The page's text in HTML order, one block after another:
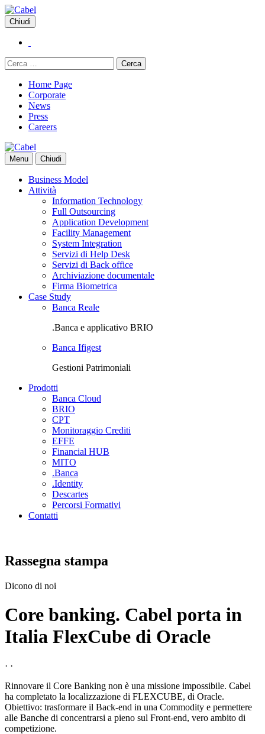
Vai
al
contenuto
Chiudi
Ricerca
per:
Home Page
Corporate
News
Press
Careers
Menu Chiudi
Business Model
Attività
Information Technology
Full Outsourcing
Application Development
Facility Management
System Integration
Servizi di Help Desk
Servizi di Back office
Archiviazione documentale
Firma Biometrica
Case Study
Banca Reale
.Banca e applicativo BRIO
Banca Ifigest
Gestioni Patrimoniali
Prodotti
Banca Cloud
BRIO
CPT
Monitoraggio Crediti
EFFE
Financial HUB
MITO
.Banca
.Identity
Descartes
Percorsi Formativi
Contatti
Rassegna stampa
Dicono di noi
Core banking. Cabel porta in
Italia FlexCube di Oracle
· ·
Rinnovare il Core Banking non è una missione impossibile. Cabel
ha completato la localizzazione di FLEXCUBE, di Oracle.
Obiettivo: trasformare il Back-end in una Commodity e permettere
alle Banche di concentrarsi a pieno sul Front-end, vero ambito di
competizione.